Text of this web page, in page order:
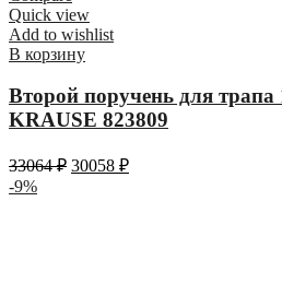
Quick view
Add to wishlist
В корзину
Второй поручень для трапа
KRAUSE 823809
33064₽ 30058 ₽
-9%